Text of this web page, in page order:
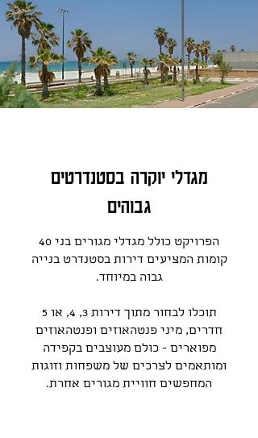
מגדלי יוקרה בסטנדרטים
גבוהים
הפרויקט כולל מגדלי מגורים בני 40
קומות המציעים דירות בסטנדרט בנייה
גבוה במיוחד.
תוכלו לבחור מתוך דירות 3, 4, או 5
חדרים, מיני פנטהאוזים ופנטהאוזים
מפוארים - כולם מעוצבים בקפידה
ומותאמים לצרכים של משפחות וזוגות
המחפשים חוויית מגורים אחרת.